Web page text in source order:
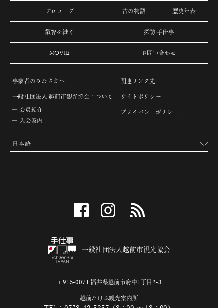
プロローグ 古の物語 歴史年表
叡智を継ぐ 探訪 手仕事
MOVIE お問い合わせ
事業者のみなさまへ
一般社団法人 越前市観光協会について
会員紹介
入会案内
関連リンク先
サイトポリシー
プライバシーポリシー
facebook instagram
一般社団法人越前市観光協会
〒915-0071 福井県越前市府中1丁目2-3
越前たけふ観光案内所